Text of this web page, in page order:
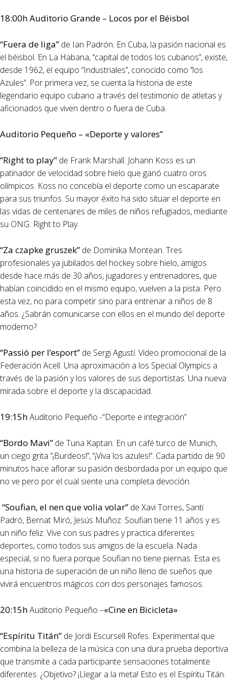
18:00h Auditorio Grande – Locos por el Béisbol
“Fuera de liga” de Ian Padrón. En Cuba, la pasión nacional es
el béisbol. En La Habana, ‘’capital de todos los cubanos’’, existe,
desde 1962, el equipo ‘’Industriales’’, conocido como ‘’los
Azules’’. Por primera vez, se cuenta la historia de este
legendario equipo cubano a través del testimonio de atletas y
aficionados que viven dentro o fuera de Cuba.
Auditorio Pequeño – «Deporte y valores”
“Right to play” de Frank Marshall. Johann Koss es un
patinador de velocidad sobre hielo que ganó cuatro oros
olímpicos. Koss no concebía el deporte como un escaparate
para sus triunfos. Su mayor éxito ha sido situar el deporte en
las vidas de centenares de miles de niños refugiados, mediante
su ONG: Right to Play.
“Za czapke gruszek” de Dominika Montean. Tres
profesionales ya jubilados del hockey sobre hielo, amigos
desde hace más de 30 años, jugadores y entrenadores, que
habían coincidido en el mismo equipo, vuelven a la pista. Pero
esta vez, no para competir sino para entrenar a niños de 8
años. ¿Sabrán comunicarse con ellos en el mundo del deporte
moderno?
“Passió per l’esport” de Sergi Agustí. Video promocional de la
Federación Acell. Una aproximación a los Special Olympics a
través de la pasión y los valores de sus deportistas. Una nueva
mirada sobre el deporte y la discapacidad.
19:15hAuditorio Pequeño -“Deporte e integración”
“Bordo Mavi” de Tuna Kaptan. En un café turco de Munich,
un ciego grita ‘’¡Burdeos!’’, ‘’¡Viva los azules!’’. Cada partido de 90
minutos hace aflorar su pasión desbordada por un equipo que
no ve pero por el cual siente una completa devoción.
“Soufian, el nen que volia volar” de Xavi Torres, Santi
Padró, Bernat Miró, Jesús Muñoz. Soufian tiene 11 años y es
un niño feliz. Vive con sus padres y practica diferentes
deportes, como todos sus amigos de la escuela. Nada
especial, si no fuera porque Soufian no tiene piernas. Esta es
una historia de superación de un niño lleno de sueños que
vivirá encuentros mágicos con dos personajes famosos.
20:15hAuditorio Pequeño –«Cine en Bicicleta»
“Espíritu Titán” de Jordi Escursell Rofes. Experimental que
combina la belleza de la música con una dura prueba deportiva
que transmite a cada participante sensaciones totalmente
diferentes. ¿Objetivo? ¡Llegar a la meta! Esto es el Espíritu Titán.